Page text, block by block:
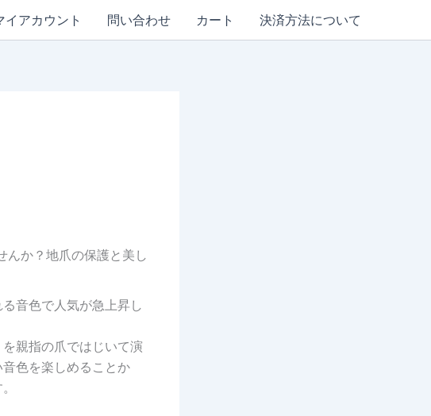
イアカウント 問い合わせ カート 決済方法について
んか？地爪の保護と美し
音色で人気が急上昇し
親指の爪ではじいて演
色を楽しめることか